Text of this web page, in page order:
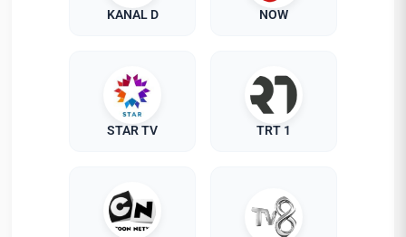
KANAL D NOW
STAR TV TRT 1